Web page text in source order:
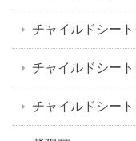
チャイルドシー
チャイルドシー
チャイルドシー